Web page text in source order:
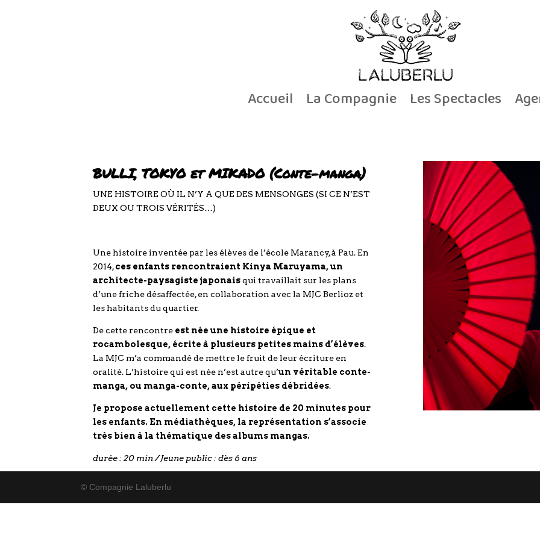
Accueil La Compagnie Les Spectacles
BULLI, TOKYO et MIKADO (Conte-manga)
UNE HISTOIRE OÙ IL N’Y A QUE DES MENSONGES(SI CE N’EST
DEUX OU TROIS VÉRITÉS…)
Une histoire inventée par les élèves de l’école Marancy, à Pau. En
2014,ces enfants rencontraient Kinya Maruyama, un
architecte-paysagiste japonaisqui travaillait sur les plans
d’une friche désaffectée, en collaboration avec la MJC Berlioz et
les habitants du quartier.
De cette rencontre est née une histoire épique et
rocambolesque, écrite à plusieurs petites mains d’élèves.
La MJC m’a commandé de mettre le fruit de leur écriture en
oralité. L’histoire qui est née n’est autre qu’un véritable conte-
manga, ou manga-conte, aux péripéties débridées.
Je propose actuellement cette histoire de 20 minutes pour
les enfants. En médiathèques, la représentation s’associe
très bien à la thématique des albums mangas.
durée : 20 min /Jeune public : dès 6 ans
© Compagnie Laluberlu